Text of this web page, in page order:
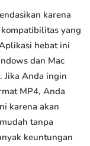
karena
yang
hebat ini
dan Mac
Jika Anda ingin
MP4, Anda
karena akan
tanpa
keuntungan